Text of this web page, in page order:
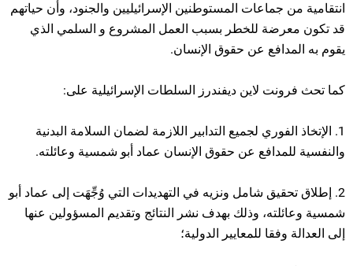
انتقامية من جماعات المستوطنين الإسرائيليين والجنود، وأن حياتهم
قد تكون معرضة للخطر بسبب العمل المشروع و السلمي الذي
يقوم به المدافع عن حقوق الإنسان.
كما تحث فرونت لاين ديفندرز السلطات الإسرائيلية على:
1. الإتخاذ الفوري لجميع التدابير اللازمة لضمان السلامة البدنية
والنفسية للمدافع عن حقوق الإنسان عماد أبو شمسية وعائلته.
2. إطلاق تحقيق شامل ونزيه في التهديدات التي وُجِّهَت إلى عماد أبو
شمسية وعائلته، وذلك بهدف نشر النتائج وتقديم المسؤولين عنها
إلى العدالة وفقا للمعايير الدولية؛